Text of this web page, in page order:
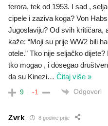
terora, tek od 1953. I sad ,
cipele i zaziva koga? Von
Jugoslaviju? Od svih kritičara,
kaže: “Moji su prije WW2 bili
otele.” Tko nije seljačko
tko mogao , i dosegao
da su Kinezi… Čitaj više »
9 -1 Odgovori
Zvrk 8 godine prije